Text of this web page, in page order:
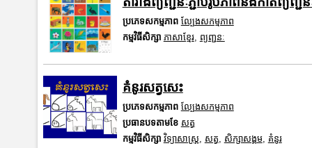
ប្រភេទសកម្មភាព ល្បែងសកម្មភាព
កម្មវិធីសិក្សា ភាសាខ្មែរ, ព្យញ្ជនៈ
គំនូរសត្វសេះ
ប្រភេទសកម្មភាព ល្បែងសកម្មភាព
ប្រធានបទតាមខែ សត្វ
កម្មវិធីសិក្សា វិទ្យាសាស្រ្ត សត្វ សិក្សាសង្គម, គំនូរ